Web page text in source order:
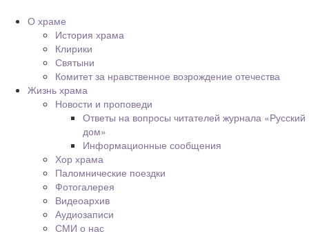
О храме
История храма
Клирики
Святыни
Комитет за нравственное возрождение отечества
Жизнь храма
Новости и проповеди
Ответы на вопросы читателей журнала «Русский
дом»
Информационные сообщения
Хор храма
Паломнические поездки
Фотогалерея
Видеоархив
Аудиозаписи
СМИ о нас